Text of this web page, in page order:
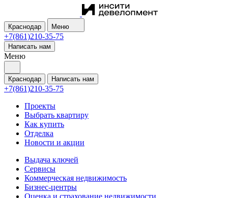
Краснодар Меню
+7(861)210-35-75
Написать нам
Меню
Краснодар Написать нам
+7(861)210-35-75
Проекты
Выбрать квартиру
Как купить
Отделка
Новости и акции
Выдача ключей
Сервисы
Коммерческая недвижимость
Бизнес-центры
Оценка и страхование недвижимости